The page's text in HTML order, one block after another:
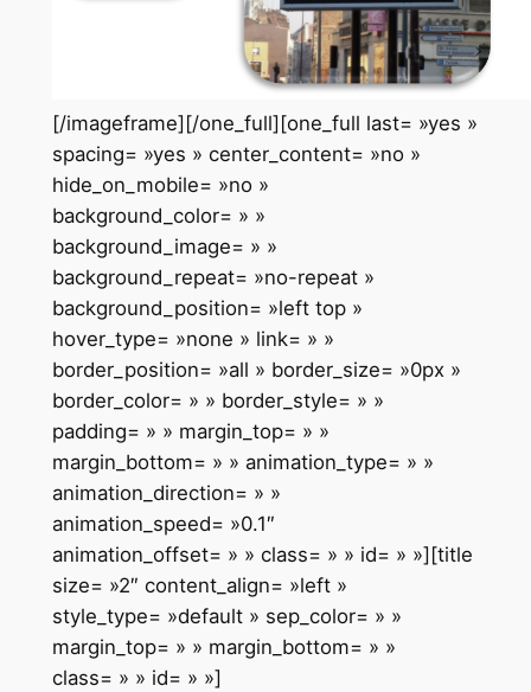
[/imageframe][/one_full][one_full last= »yes »
spacing= »yes » center_content= »no »
hide_on_mobile= »no »
background_color= » »
background_image= » »
background_repeat= »no-repeat »
background_position= »left top »
hover_type= »none » link= » »
border_position= »all » border_size= »0px »
border_color= » » border_style= » »
padding= » » margin_top= » »
margin_bottom= » » animation_type= » »
animation_direction= » »
animation_speed= »0.1″
animation_offset= » » class= » » id= » »][title
size= »2″ content_align= »left »
style_type= »default » sep_color= » »
margin_top= » » margin_bottom= » »
class= » » id= » »]